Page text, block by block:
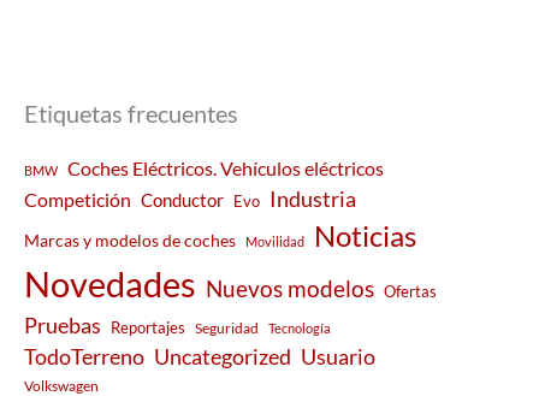
Etiquetas frecuentes
BMW
Coches Eléctricos. Vehículos eléctricos
Competición Conductor Evo Industria
Marcas y modelos de coches Movilidad Noticias
Novedades Nuevos modelos Ofertas
Pruebas Reportajes Seguridad Tecnología
TodoTerreno Uncategorized Usuario
Volkswagen